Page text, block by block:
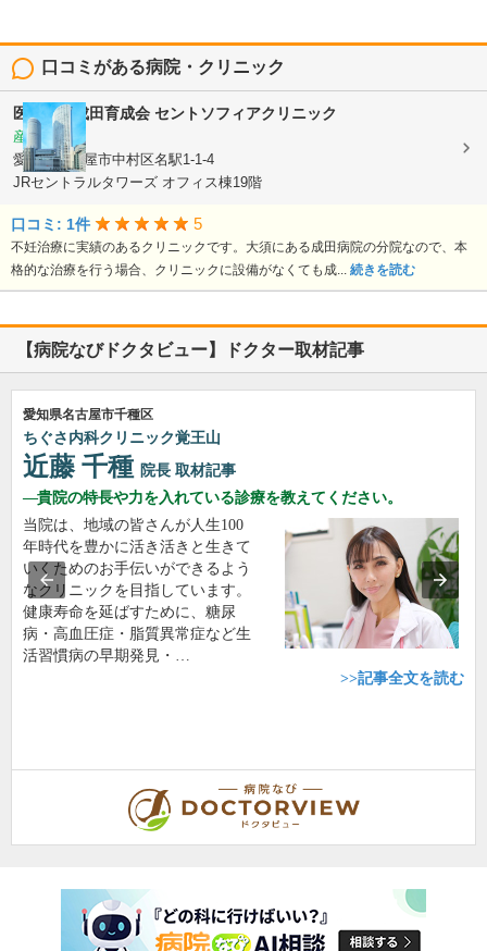
口コミがある病院・クリニック
医療法人成田育成会 セントソフィアクリニック
産婦人科
愛知県名古屋市中村区名駅1-1-4
JRセントラルタワーズ オフィス棟19階
口コミ: 1件 5
不妊治療に実績のあるクリニックです。大須にある成田病院の分院なので、本
格的な治療を行う場合、クリニックに設備がなくても成... 続きを読む
【病院なびドクタビュー】ドクター取材記事
愛知県名古屋市千種区
ちぐさ内科クリニック覚王山
近藤 千種 院長 取材記事
貴院の特長や力を入れている診療を教えてください。
当院は、地域の皆さんが人生100
年時代を豊かに活き活きと生きて
いくためのお手伝いができるよう
なクリニックを目指しています。
健康寿命を延ばすために、糖尿
病・高血圧症・脂質異常症など生
活習慣病の早期発見・…
>>記事全文を読む